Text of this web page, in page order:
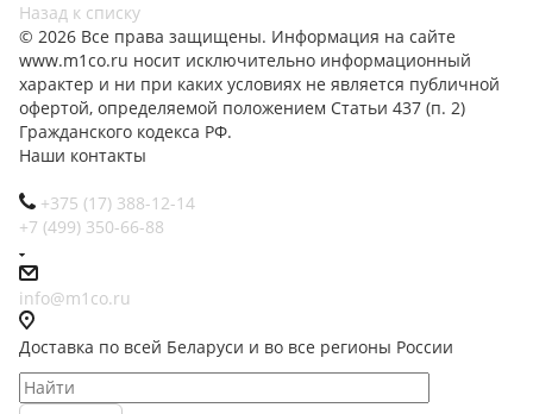
Назад к списку
© 2026 Все права защищены. Информация на сайте
www.m1co.ru носит исключительно информационный
характер и ни при каких условиях не является публичной
офертой, определяемой положением Статьи 437 (п. 2)
Гражданского кодекса РФ.
Наши контакты
+375 (17) 388-12-14
+7 (499) 350-66-88
info@m1co.ru
Доставка по всей Беларуси и во все регионы России